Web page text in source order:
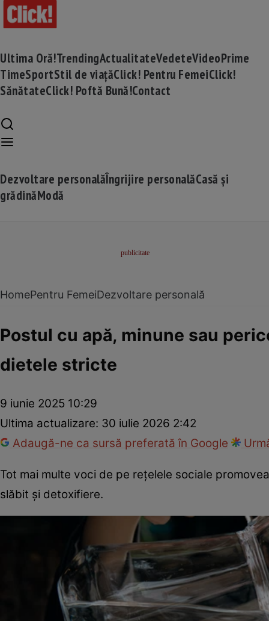
Ultima Oră!TrendingActualitateVedeteVideoPrime
TimeSportStil de viațăClick! Pentru FemeiClick!
SănătateClick! Poftă Bună!Contact
Dezvoltare personalăÎngrijire personalăCasă și
grădinăModă
HomePentru FemeiDezvoltare personală
Postul cu apă, minune sau
dietele stricte
9 iunie 2025 10:29
Ultima actualizare: 30 iulie 2026 2:42
Adaugă-ne ca sursă preferată în Google
Tot mai multe voci de pe rețelele sociale
slăbit și detoxifiere.